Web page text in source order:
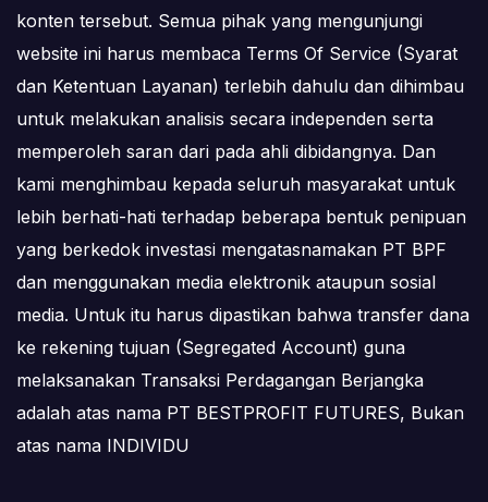
konten tersebut. Semua pihak yang mengunjungi
website ini harus membaca Terms Of Service (Syarat
dan Ketentuan Layanan) terlebih dahulu dan dihimbau
untuk melakukan analisis secara independen serta
memperoleh saran dari pada ahli dibidangnya. Dan
kami menghimbau kepada seluruh masyarakat untuk
lebih berhati-hati terhadap beberapa bentuk penipuan
yang berkedok investasi mengatasnamakan PT BPF
dan menggunakan media elektronik ataupun sosial
media. Untuk itu harus dipastikan bahwa transfer dana
ke rekening tujuan (Segregated Account) guna
melaksanakan Transaksi Perdagangan Berjangka
adalah atas nama PT BESTPROFIT FUTURES, Bukan
atas nama INDIVIDU